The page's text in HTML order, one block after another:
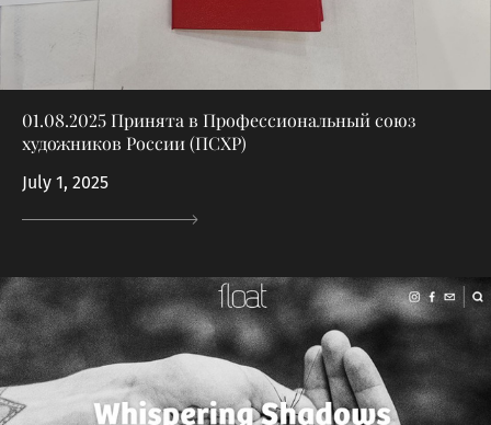
01.08.2025 Принята в Профессиональный союз
художников России (ПСХР)
July 1, 2025